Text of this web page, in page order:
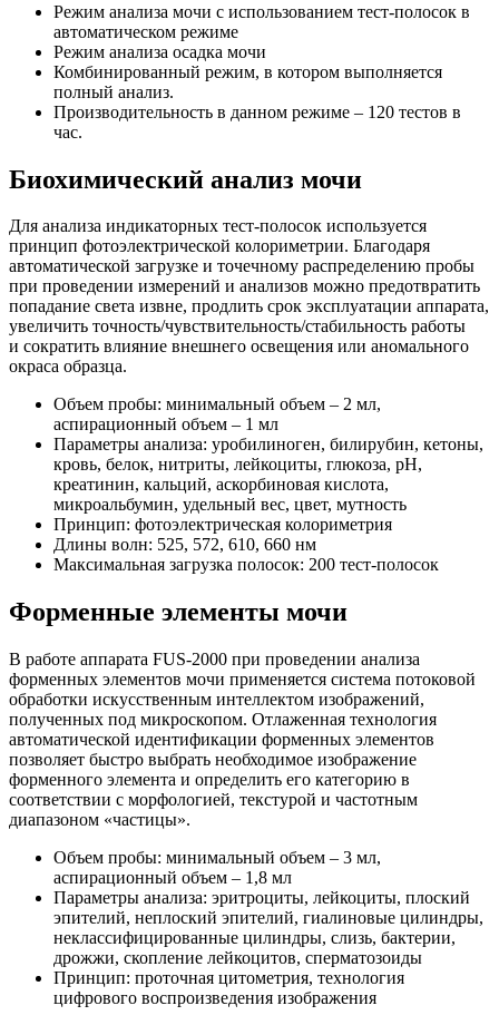
Режим анализа мочи с использованием тест-полосок в
автоматическом режиме
Режим анализа осадка мочи
Комбинированный режим, в котором выполняется
полный анализ.
Производительность в данном режиме – 120 тестов в
час.
Биохимический анализ мочи
Для анализа индикаторных тест-полосок используется
принцип фотоэлектрической колориметрии. Благодаря
автоматической загрузке и точечному распределению пробы
при проведении измерений и анализов можно предотвратить
попадание света извне, продлить срок эксплуатации аппарата,
увеличить точность/чувствительность/стабильность работы
и сократить влияние внешнего освещения или аномального
окраса образца.
Объем пробы: минимальный объем – 2 мл,
аспирационный объем – 1 мл
Параметры анализа: уробилиноген, билирубин, кетоны,
кровь, белок, нитриты, лейкоциты, глюкоза, pH,
креатинин, кальций, аскорбиновая кислота,
микроальбумин, удельный вес, цвет, мутность
Принцип: фотоэлектрическая колориметрия
Длины волн: 525, 572, 610, 660 нм
Максимальная загрузка полосок: 200 тест-полосок
Форменные элементы мочи
В работе аппарата FUS-2000 при проведении анализа
форменных элементов мочи применяется система потоковой
обработки искусственным интеллектом изображений,
полученных под микроскопом. Отлаженная технология
автоматической идентификации форменных элементов
позволяет быстро выбрать необходимое изображение
форменного элемента и определить его категорию в
соответствии с морфологией, текстурой и частотным
диапазоном «частицы».
Объем пробы: минимальный объем – 3 мл,
аспирационный объем – 1,8 мл
Параметры анализа: эритроциты, лейкоциты, плоский
эпителий, неплоский эпителий, гиалиновые цилиндры,
неклассифицированные цилиндры, слизь, бактерии,
дрожжи, скопление лейкоцитов, сперматозоиды
Принцип: проточная цитометрия, технология
цифрового воспроизведения изображения